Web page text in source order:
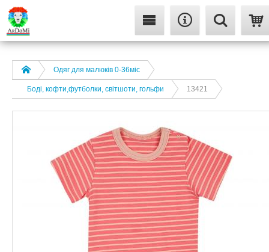
Одяг для малюків 0-36міс
Боді, кофти,футболки, світшоти, гольфи 13421